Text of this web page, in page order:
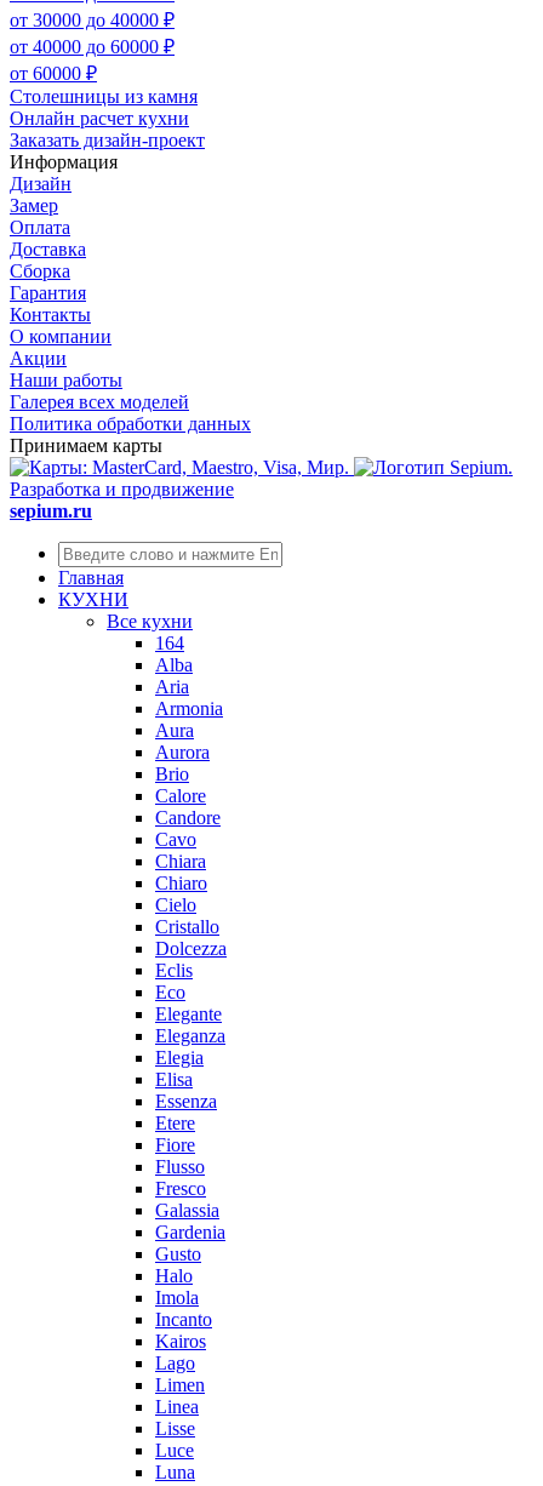
от 30000 до 40000 ₽
от 40000 до 60000 ₽
от 60000 ₽
Столешницы из камня
Онлайн расчет кухни
Заказать дизайн-проект
Информация
Дизайн
Замер
Оплата
Доставка
Сборка
Гарантия
Контакты
О компании
Акции
Наши работы
Галерея всех моделей
Политика обработки данных
Принимаем карты
Разработка и продвижение
sepium.ru
Главная
КУХНИ
Все кухни
164
Alba
Aria
Armonia
Aura
Aurora
Brio
Calore
Candore
Cavo
Chiara
Chiaro
Cielo
Cristallo
Dolcezza
Eclis
Eco
Elegante
Eleganza
Elegia
Elisa
Essenza
Etere
Fiore
Flusso
Fresco
Galassia
Gardenia
Gusto
Halo
Imola
Incanto
Kairos
Lago
Limen
Linea
Lisse
Luce
Luna